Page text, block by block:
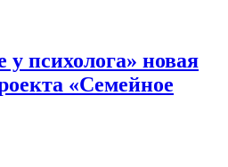
у психолога» новая
«Семейное